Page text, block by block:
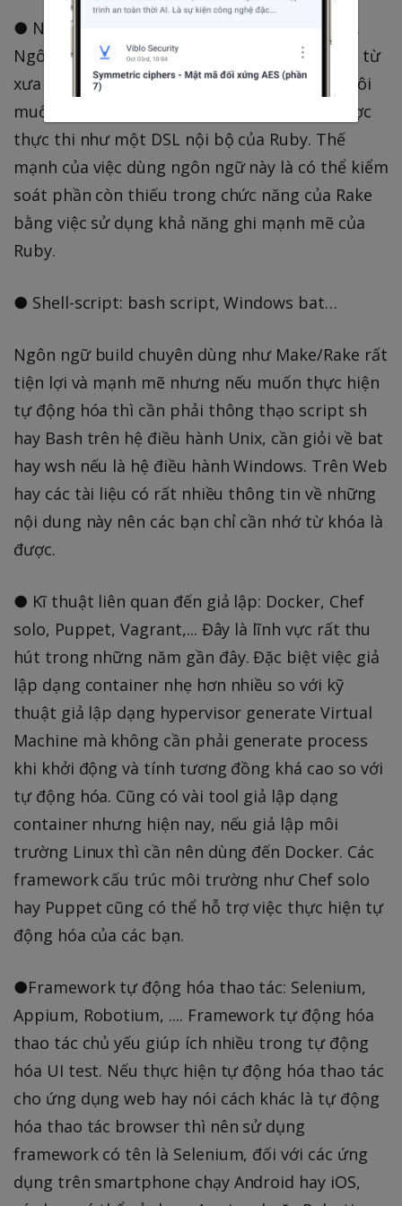
● Ngôn ngữ build: Rake, Make, Ant, Cmake….
Ngôn ngữ build là những ngôn ngữ nổi tiếng từ
xưa như Make hay Ant nhưng ngôn ngữ mà tôi
muốn khuyên các bạn dùng là Rake. Rake được
thực thi như một DSL nội bộ của Ruby. Thế
mạnh của việc dùng ngôn ngữ này là có thể kiểm
soát phần còn thiếu trong chức năng của Rake
bằng việc sử dụng khả năng ghi mạnh mẽ của
Ruby.
● Shell-script: bash script, Windows bat…
Ngôn ngữ build chuyên dùng như Make/Rake rất
tiện lợi và mạnh mẽ nhưng nếu muốn thực hiện
tự động hóa thì cần phải thông thạo script sh
hay Bash trên hệ điều hành Unix, cần giỏi về bat
hay wsh nếu là hệ điều hành Windows. Trên Web
hay các tài liệu có rất nhiều thông tin về những
nội dung này nên các bạn chỉ cần nhớ từ khóa là
được.
● Kĩ thuật liên quan đến giả lập: Docker, Chef
solo, Puppet, Vagrant,... Đây là lĩnh vực rất thu
hút trong những năm gần đây. Đặc biệt việc giả
lập dạng container nhẹ hơn nhiều so với kỹ
thuật giả lập dạng hypervisor generate Virtual
Machine mà không cần phải generate process
khi khởi động và tính tương đồng khá cao so với
tự động hóa. Cũng có vài tool giả lập dạng
container nhưng hiện nay, nếu giả lập môi
trường Linux thì cần nên dùng đến Docker. Các
framework cấu trúc môi trường như Chef solo
hay Puppet cũng có thể hỗ trợ việc thực hiện tự
động hóa của các bạn.
●Framework tự động hóa thao tác: Selenium,
Appium, Robotium, .... Framework tự động hóa
thao tác chủ yếu giúp ích nhiều trong tự động
hóa UI test. Nếu thực hiện tự động hóa thao tác
cho ứng dụng web hay nói cách khác là tự động
hóa thao tác browser thì nên sử dụng
framework có tên là Selenium, đối với các ứng
dụng trên smartphone chạy Android hay iOS,